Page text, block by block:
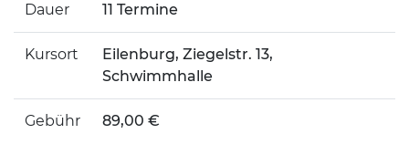
Dauer 11 Termine
Kursort
Eilenburg, Ziegelstr. 13,
Schwimmhalle
Gebühr 89,00 €